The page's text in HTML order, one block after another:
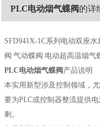
PLC电动烟气蝶阀 的详
SFD941X-1C系列电动双座
阀 气动蝶阀 电动超高温烟气
PLC电动烟气蝶阀 产品说明
本实用新型涉及控制领域，
要为PLC或控制器整流提供
剩。